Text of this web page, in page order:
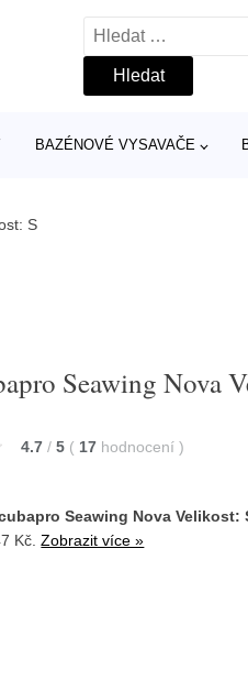
Vyhledávání
BAZÉNOVÉ VYSAVAČE
S
Seawing Nova
4.7 / 5 ( 17 hodnocení)
Seawing Nova Velikost:
Kč.Zobrazit více »